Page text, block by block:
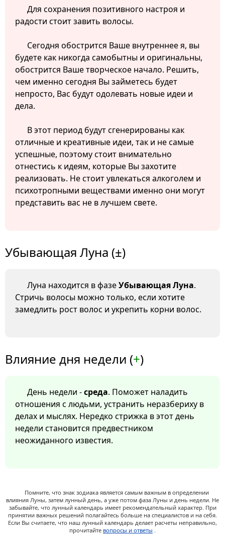
Для сохранения позитивного настроя и
радости стоит завить волосы.
Сегодня обострится Ваше внутреннее я, вы
будете как никогда самобытны и оригинальны,
обострится Ваше творческое начало. Решить,
чем именно сегодня Вы займетесь будет
непросто, Вас будут одолевать новые идеи и
дела.
В этот период будут сгенерированы как
отличные и креативные идеи, так и не самые
успешные, поэтому стоит внимательно
отнестись к идеям, которые Вы захотите
реализовать. Не стоит увлекаться алкоголем и
психотропными веществами именно они могут
представить вас не в лучшем свете.
Убывающая Луна (±)
Луна находится в фазеУбывающая Луна.
Стричь волосы можно только, если хотите
замедлить рост волос и укрепить корни волос.
Влияние дня недели (+)
День недели -среда. Поможет наладить
отношения с людьми, устранить неразбериху в
делах и мыслях. Нередко стрижка в этот день
недели становится предвестником
неожиданного известия.
Помните, что знак зодиака является самым важным в определении
влияния Луны, затем лунный день, а уже потом фаза Луны и день недели. Не
забывайте, что лунный календарь имеет рекомендательный характер. При
принятии важных решений полагайтесь больше на специалистов и на себя.
Если Вы считаете, что наш лунный календарь делает расчеты неправильно,
прочитайте вопросы и ответы .